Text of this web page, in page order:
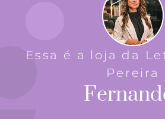
Essa é a loja da
Pereira